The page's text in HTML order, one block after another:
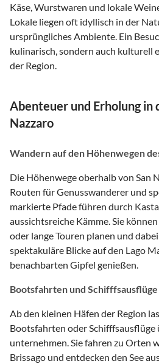
Käse, Wurstwaren und lokale
Lokale liegen oft idyllisch in der
ursprüngliches Ambiente. Ein
kulinarisch, sondern auch kulturell
der Region.
Abenteuer und Erholung in
Nazzaro
Wandern auf den Höhenwegen
Die Höhenwege oberhalb von San
Routen für Genusswanderer und
markierte Pfade führen durch
aussichtsreiche Kämme. Sie
oder lange Touren planen und
spektakuläre Blicke auf den Lago
benachbarten Gipfel genießen.
Bootsfahrten und Schifffsausflüge
Ab den kleinen Häfen der Region
Bootsfahrten oder Schifffsausflüge
unternehmen. Sie fahren zu Orten
Brissago und entdecken den See